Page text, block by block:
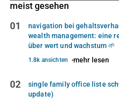
meist gesehen
01
navigation bei
wealth management: eine
über wert und wachstum 🌱
1.8k ansichten mehr lesen
02
single family office liste
update)